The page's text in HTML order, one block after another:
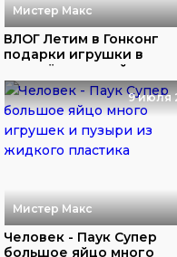
Мистер Макс
ВЛОГ Летим в Гонконг
подарки игрушки в
самолётах самый
9 июля
Мистер Макс
Человек - Паук Супер
большое яйцо много